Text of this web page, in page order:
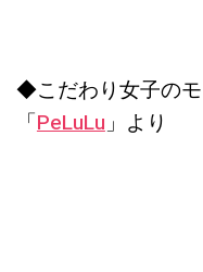
◆こだわり女子の
「PeLuLu」より